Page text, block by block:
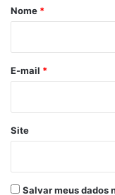
r
*
Nome *
E-mail *
Site
Salvar meus dados